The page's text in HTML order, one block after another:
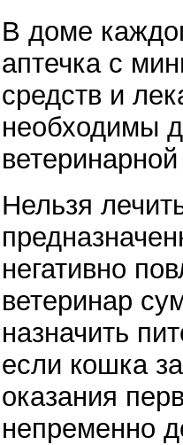
В доме
аптечка с
средств и
необходимы
Нельзя
негативно
ветеринар
назначить
если кошка
оказания
непременно